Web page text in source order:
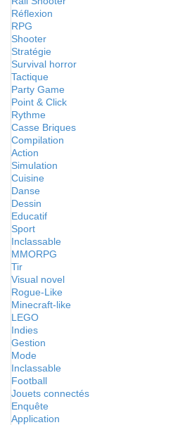
Réflexion
RPG
Shooter
Stratégie
Survival horror
Tactique
Party Game
Point & Click
Rythme
Casse Briques
Compilation
Action
Simulation
Cuisine
Danse
Dessin
Educatif
Sport
Inclassable
MMORPG
Tir
Visual novel
Rogue-Like
Minecraft-like
LEGO
Indies
Gestion
Mode
Inclassable
Football
Jouets connectés
Enquête
Application